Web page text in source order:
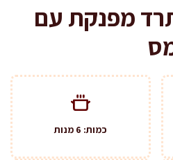
מפנקת עם
כמות: 6 מנות